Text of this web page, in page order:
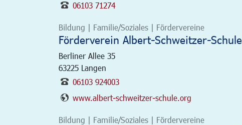
06103 71274
Bildung | Familie/Soziales | Fördervereine
Förderverein Albert-Schweitzer-Schule
Berliner Allee 35
63225 Langen
06103 924003
www.albert-schweitzer-schule.org
Bildung | Familie/Soziales | Fördervereine